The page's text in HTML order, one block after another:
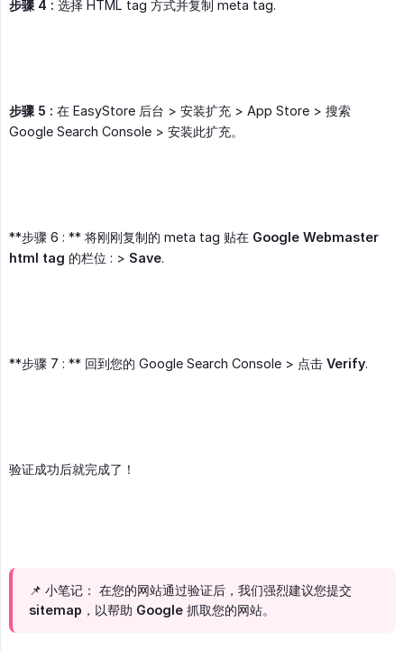
步骤 4 : 选择 HTML tag 方式并复制 meta tag.
步骤 5 : 在 EasyStore 后台 > 安装扩充 > App Store > 搜索
Google Search Console > 安装此扩充。
**步骤 6 : ** 将刚刚复制的 meta tag 贴在 Google Webmaster
html tag 的栏位 : > Save.
**步骤 7 : ** 回到您的 Google Search Console > 点击 Verify.
验证成功后就完成了！
📌 小笔记： 在您的网站通过验证后，我们强烈建议您提交
sitemap，以帮助 Google 抓取您的网站。